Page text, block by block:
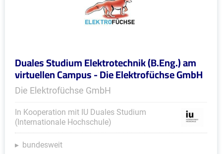
Duales Studium Elektrotechnik (B.Eng.) am
virtuellen Campus - Die Elektrofüchse GmbH
Die Elektrofüchse GmbH
In Kooperation mit IU Duales Studium
(Internationale Hochschule)
bundesweit